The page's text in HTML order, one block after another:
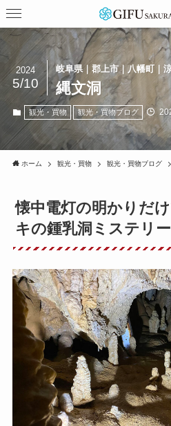
岐阜県｜郡上市｜八幡町｜
縄文洞
2024
5/10
観光・買物 観光・買物ブログ
ホーム 観光・買物 観光・買物ブログ
懐中電灯の明かりだ
キの鍾乳洞ミステリ